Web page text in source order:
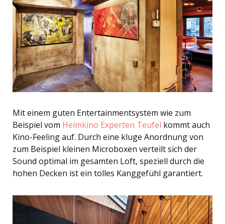
Mit einem guten Entertainmentsystem wie zum
Beispiel vom Heimkino Experten Teufel kommt auch
Kino-Feeling auf. Durch eine kluge Anordnung von
zum Beispiel kleinen Microboxen verteilt sich der
Sound optimal im gesamten Loft, speziell durch die
hohen Decken ist ein tolles Kanggefühl garantiert.